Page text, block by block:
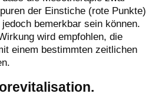
der Einstiche (rote Punkte)
bemerkbar sein können.
wird empfohlen, die
einem bestimmten zeitlichen